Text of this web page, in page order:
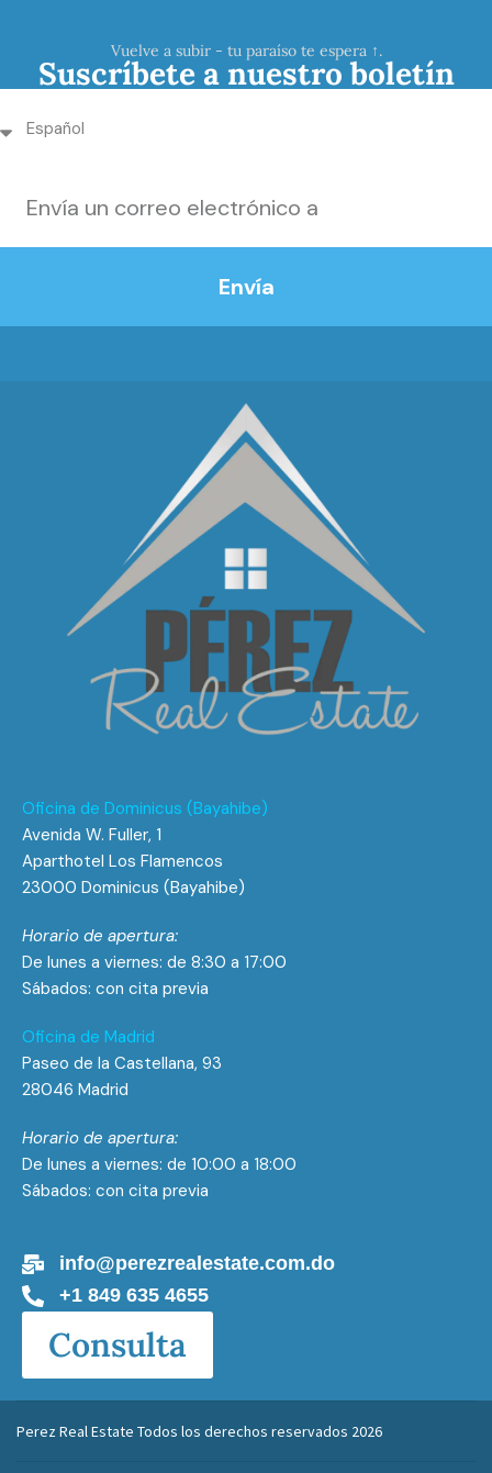
Vuelve a subir - tu paraíso te espera ↑.
Suscríbete a nuestro boletín
Envía
Oficina de Dominicus (Bayahibe)
Avenida W. Fuller, 1
Aparthotel Los Flamencos
23000 Dominicus (Bayahibe)
Horario de apertura:
De lunes a viernes: de 8:30 a 17:00
Sábados: con cita previa
Oficina de Madrid
Paseo de la Castellana, 93
28046 Madrid
Horario de apertura:
De lunes a viernes: de 10:00 a 18:00
Sábados: con cita previa
info@perezrealestate.com.do
+1 849 635 4655
Consulta
Perez Real Estate Todos los derechos reservados 2026